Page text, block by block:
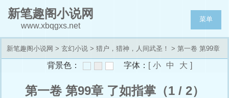
新笔趣阁小说网
www.xbqgxs.net
菜单
新笔趣阁小说网 > 玄幻小说 > 猎户，猎神，人间武圣！ > 第一卷 第99章
背景色： 字体： [ 小 中 大 ]
第一卷 第99章 了如指掌（1 / 2）